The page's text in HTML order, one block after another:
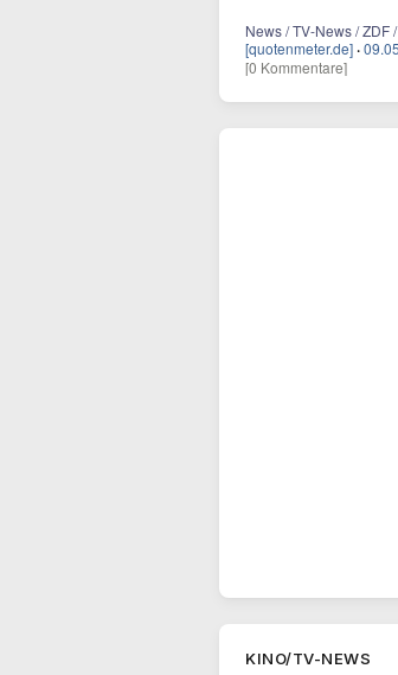
News / TV-News /
[quotenmeter.de] ·
[0 Kommentare]
KINO/TV-NEWS